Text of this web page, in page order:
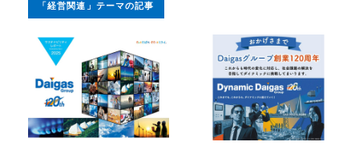
「経営関連」テーマの記事